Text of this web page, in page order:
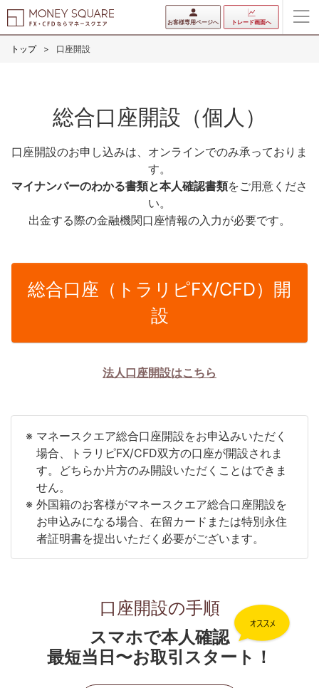
お客様専用ページへ トレード画面へ
トップ 口座開設
総合口座開設（個人）
口座開設のお申し込みは、オンラインでのみ承っておりま
す。
マイナンバーのわかる書類と本人確認書類をご用意くださ
い。
出金する際の金融機関口座情報の入力が必要です。
総合口座（トラリピFX/CFD）開
設
法人口座開設はこちら
マネースクエア総合口座開設をお申込みいただく
場合、トラリピFX/CFD双方の口座が開設されま
す。どちらか片方のみ開設いただくことはできま
せん。
外国籍のお客様がマネースクエア総合口座開設を
お申込みになる場合、在留カードまたは特別永住
者証明書を提出いただく必要がございます。
口座開設の手順
スマホで本人確認
最短当日〜お取引スタート！